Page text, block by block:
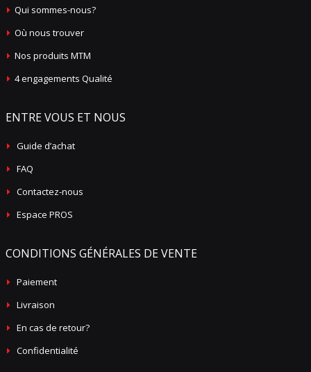
Qui sommes-nous?
Où nous trouver
Nos produits MTM
4 engagements Qualité
ENTRE VOUS ET NOUS
Guide d’achat
FAQ
Contactez-nous
Espace PROS
CONDITIONS GÉNÉRALES DE VENTE
Paiement
Livraison
En cas de retour?
Confidentialité